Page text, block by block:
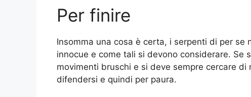
Per finire
Insomma una cosa è certa, i serpenti di per se
innocue e come tali si devono considerare. Se
movimenti bruschi e si deve sempre cercare
difendersi e quindi per paura.